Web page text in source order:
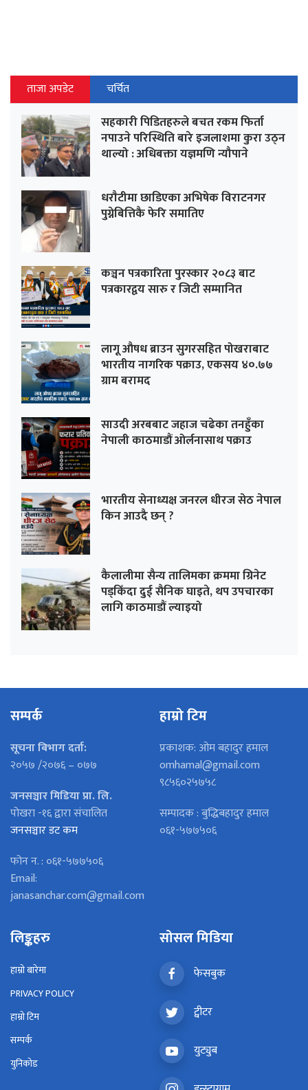
ताजा अपडेट चर्चित
सहकारी पिडितहरुले बचत रकम फिर्ता
नपाउने परिस्थिति बारे इजलाशमा कुरा उठ्न
थाल्यो : अधिबक्ता यज्ञमणि न्यौपाने
धराैटीमा छाडिएका अभिषेक विराटनगर
पुग्नेबित्तिकै फेरि समातिए
कञ्चन पत्रकारिता पुरस्कार २०८३ बाट
पत्रकारद्वय सारु र जिटी सम्मानित
लागू औषध ब्राउन सुगरसहित पोखराबाट
भारतीय नागरिक पक्राउ, एकसय ४०.७७
ग्राम बरामद
साउदी अरबबाट जहाज चढेका तनहुँका
नेपाली काठमाडौं ओर्लनासाथ पक्राउ
भारतीय सेनाध्यक्ष जनरल धीरज सेठ नेपाल
किन आउदै छन् ?
कैलालीमा सैन्य तालिमका क्रममा ग्रिनेट
पड्किँदा दुई सैनिक घाइते, थप उपचारका
लागि काठमाडौं ल्याइयो
सम्पर्क
सूचना बिभाग दर्ता:
२०५७ /२०७६ – ०७७
जनसञ्चार मिडिया प्रा. लि.
पोखरा -१६ द्वारा संचालित
जनसञ्चार डट कम
फोन न. : ०६१-५७७५०६
Email:
janasanchar.com@gmail.com
हाम्रो टिम
प्रकाशक: ओम बहादुर हमाल
omhamal@gmail.com
९८५६०२५७५८
सम्पादक : बुद्धिबहादुर हमाल
०६१-५७७५०६
लिङ्कहरु
हाम्रो बारेमा
PRIVACY POLICY
हाम्रो टिम
सम्पर्क
युनिकोड
सोसल मिडिया
फेसबुक
ट्वीटर
युट्युब